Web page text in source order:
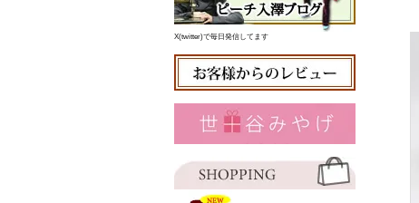
X(twitter)で毎日発信してます